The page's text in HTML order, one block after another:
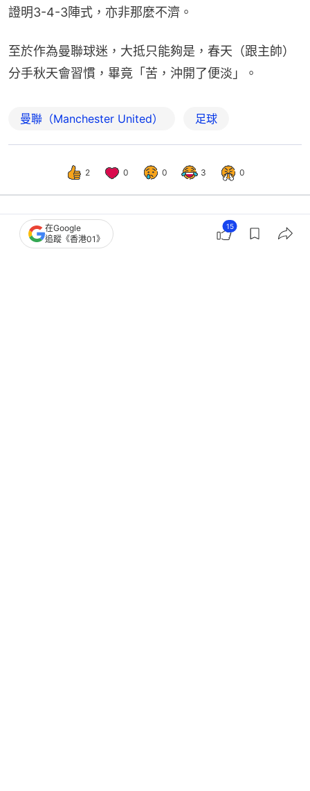
證明3-4-3陣式，亦非那麼不濟。
至於作為曼聯球迷，大抵只能夠是，春天（跟主帥）
分手秋天會習慣，畢竟「苦，沖開了便淡」。
曼聯（Manchester United） 足球
2 0 0 3 0
體育 即時體育
在Google
追蹤《香港01》
15